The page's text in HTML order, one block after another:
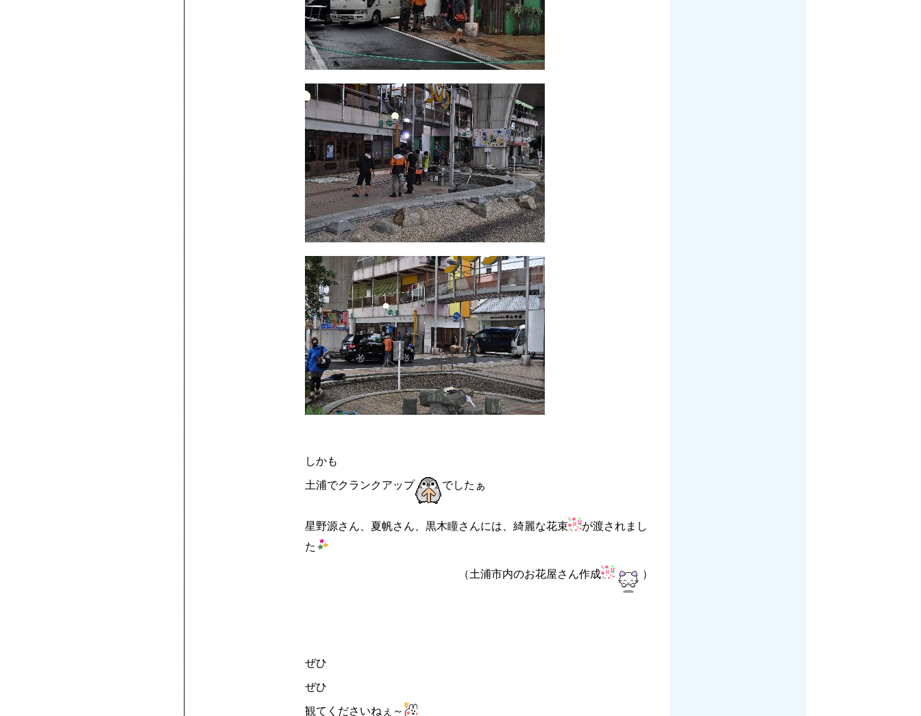
しかも
土浦でクランクアップ でしたぁ
星野源さん、夏帆さん、黒木瞳さんには、綺麗な花束
が渡されまし
た
（土浦市内のお花屋さん作成 ）
ぜひ
ぜひ
観てくださいねぇ～